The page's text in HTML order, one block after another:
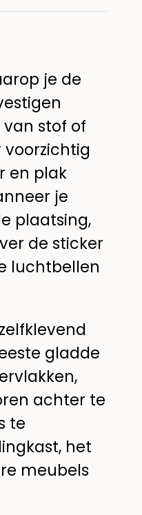
je de
stof of
voorzichtig
en plak
je
plaatsing,
de sticker
luchtbellen
gladde
achter te
te
het
meubels